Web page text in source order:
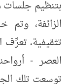
بتنظيم جلسات
الزائفة،
تثقيفية،
العصر -
توسعت تلك